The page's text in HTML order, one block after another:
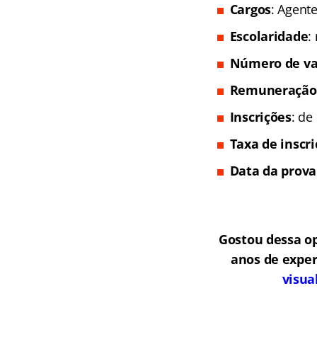
Cargos:
Escolaridade:
Número de
Remuneração
Inscrições: de
Taxa de
Data da
Gostou dessa
anos de